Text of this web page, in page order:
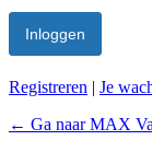
Registreren | Je
← Ga naar MAX